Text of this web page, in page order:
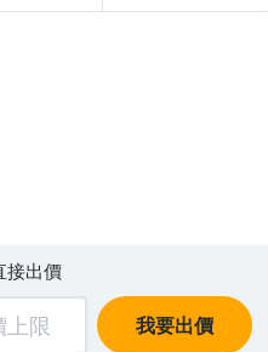
接出價
我要出價